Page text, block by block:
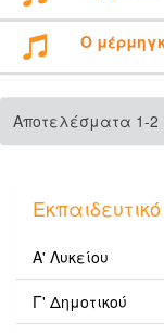
Ο
Αποτελέσματα 1-2
Α' Λυκείου
Γ' Δημοτικού